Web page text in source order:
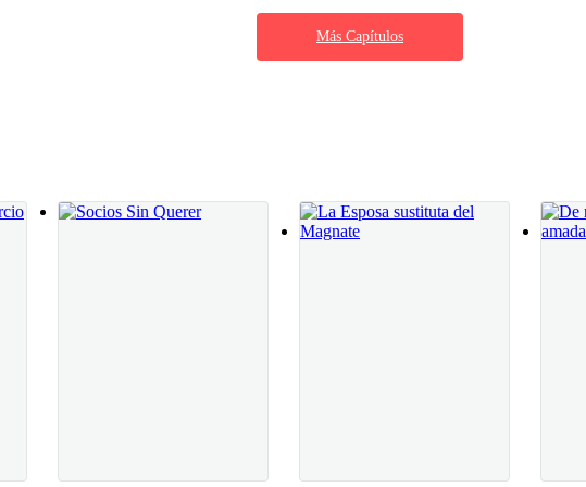
sin pronunciar una palabra.
pasa pesa como una falta.Luego él entra.Simplemente.Y el
necesito levantar la cabeza para saber que es
verla.Esa forma que tiene de ocupar el espacio sin ruido, sin
Más Capítulos